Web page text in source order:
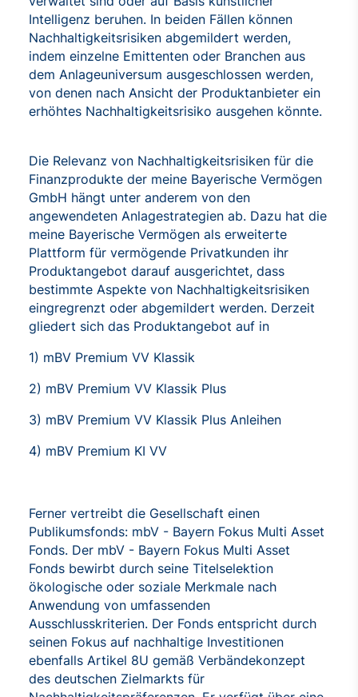
Intelligenz beruhen. In beiden Fällen können
Nachhaltigkeitsrisiken abgemildert werden,
indem einzelne Emittenten oder Branchen aus
dem Anlageuniversum ausgeschlossen werden,
von denen nach Ansicht der Produktanbieter ein
erhöhtes Nachhaltigkeitsrisiko ausgehen könnte.
Die Relevanz von Nachhaltigkeitsrisiken für die
Finanzprodukte der meine Bayerische Vermögen
GmbH hängt unter anderem von den
angewendeten Anlagestrategien ab. Dazu hat die
meine Bayerische Vermögen als erweiterte
Plattform für vermögende Privatkunden ihr
Produktangebot darauf ausgerichtet, dass
bestimmte Aspekte von Nachhaltigkeitsrisiken
eingregrenzt oder abgemildert werden. Derzeit
gliedert sich das Produktangebot auf in
1) mBV Premium VV Klassik
2) mBV Premium VV Klassik Plus
3) mBV Premium VV Klassik Plus Anleihen
4) mBV Premium KI VV
Ferner vertreibt die Gesellschaft einen
Publikumsfonds: mbV - Bayern Fokus Multi Asset
Fonds. Der mbV - Bayern Fokus Multi Asset
Fonds bewirbt durch seine Titelselektion
ökologische oder soziale Merkmale nach
Anwendung von umfassenden
Ausschlusskriterien. Der Fonds entspricht durch
seinen Fokus auf nachhaltige Investitionen
ebenfalls Artikel 8U gemäß Verbändekonzept
des deutschen Zielmarkts für